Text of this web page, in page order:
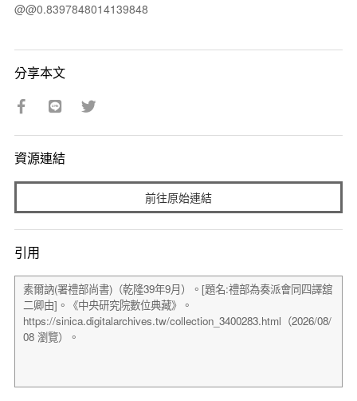
@@0.8397848014139848
分享本文
資源連結
前往原始連結
引用